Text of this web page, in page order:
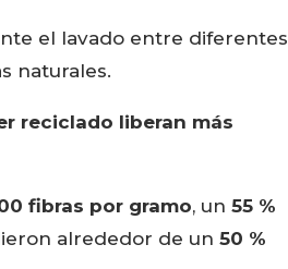
el lavado entre diferentes
naturales.
reciclado liberan más
fibras por gramo, un 55 %
alrededor de un 50 %